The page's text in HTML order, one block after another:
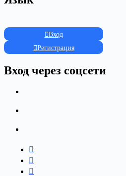
Вход
Регистрация
Вход через соцсети